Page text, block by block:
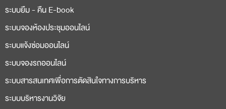
ระบบยืม - คืน E-book
ระบบจองห้องประชุมออนไลน์
ระบบแจ้งซ่อมออนไลน์
ระบบจองรถออนไลน์
ระบบสารสนเทศเพื่อการตัดสินใจทางการบริหาร
ระบบบริหารงานวิจัย